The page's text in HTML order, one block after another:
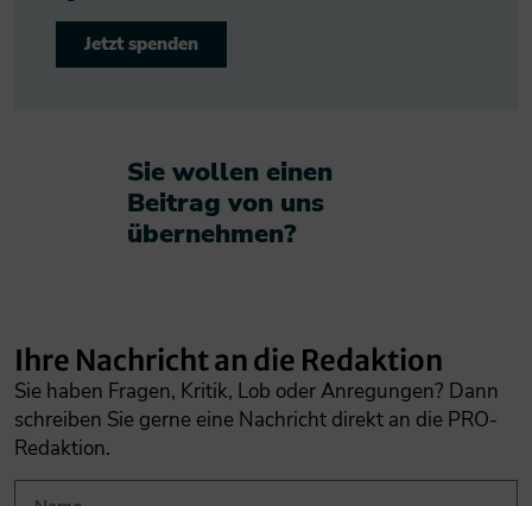
Jetzt spenden
Sie wollen einen
Beitrag von uns
übernehmen?​
Ihre Nachricht an die Redaktion
Sie haben Fragen, Kritik, Lob oder Anregungen? Dann
schreiben Sie gerne eine Nachricht direkt an die PRO-
Redaktion.